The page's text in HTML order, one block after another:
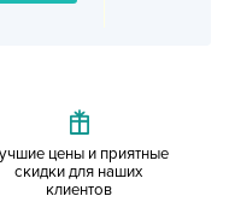
цены и приятные
скидки для наших
клиентов